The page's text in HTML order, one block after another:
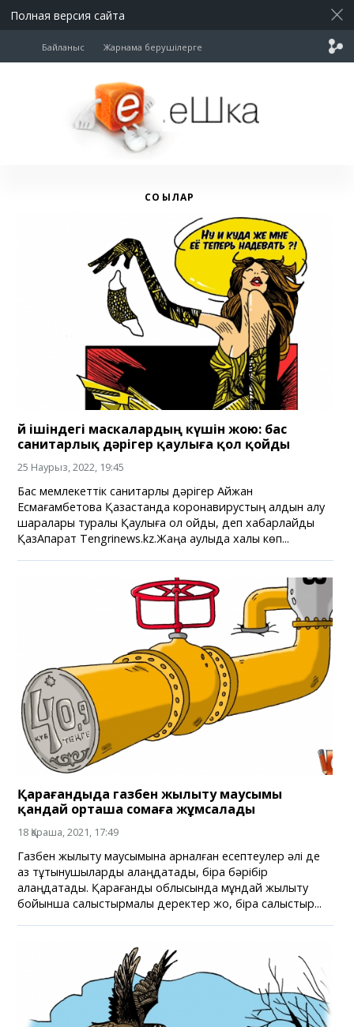
Полная версия сайта
Байланыс Жарнама берушілерге
СОҚҚЫЛАР
Үй ішіндегі маскалардың күшін жою: бас
санитарлық дәрігер қаулыға қол қойды
25 Наурыз, 2022, 19:45
Бас мемлекеттік санитарлық дәрігер Айжан
Есмағамбетова Қазақстанда коронавирустың алдын алу
шаралары туралы Қаулыға қол қойды, деп хабарлайды
ҚазАқпарат Tengrinews.kz.Жаңа қаулыда халық көп...
Қарағандыда газбен жылыту маусымы
қандай орташа сомаға жұмсалады
18 Қараша, 2021, 17:49
Газбен жылыту маусымына арналған есептеулер әлі де
аз тұтынушыларды алаңдатады, бірақ бәрібір
алаңдатады. Қарағанды облысында мұндай жылыту
бойынша салыстырмалы деректер жоқ, бірақ салыстыр...